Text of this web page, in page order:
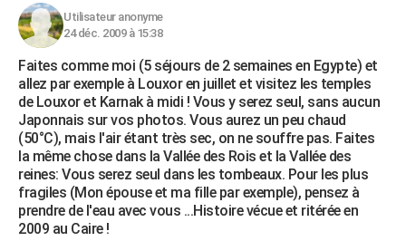
Utilisateur anonyme
24 déc. 2009 à 15:38
Faites comme moi (5 séjours de 2 semaines en Egypte) et
allez par exemple à Louxor en juillet et visitez les temples
de Louxor et Karnak à midi ! Vous y serez seul, sans aucun
Japonnais sur vos photos. Vous aurez un peu chaud
(50°C), mais l'air étant très sec, on ne souffre pas. Faites
la même chose dans la Vallée des Rois et la Vallée des
reines: Vous serez seul dans les tombeaux. Pour les plus
fragiles (Mon épouse et ma fille par exemple), pensez à
prendre de l'eau avec vous ...Histoire vécue et ritérée en
2009 au Caire !